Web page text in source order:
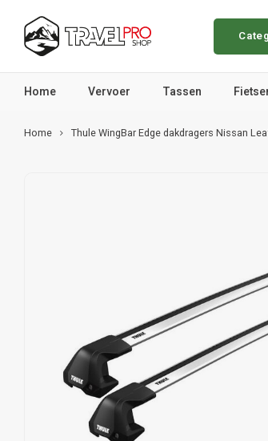
Home Vervoer Tassen
Home Thule WingBar Edge dakdragers Nissan